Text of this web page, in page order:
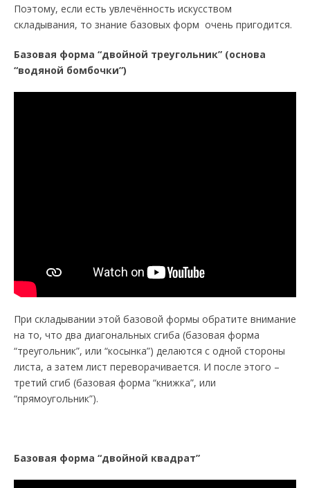
Поэтому, если есть увлечённость искусством
складывания, то знание базовых форм очень пригодится.
Базовая форма “двойной треугольник” (основа
“водяной бомбочки”)
При складывании этой базовой формы обратите внимание
на то, что два диагональных сгиба (базовая форма
“треугольник”, или “косынка”) делаются с одной стороны
листа, а затем лист переворачивается. И после этого –
третий сгиб (базовая форма “книжка”, или
“прямоугольник”).
Базовая форма “двойной квадрат”